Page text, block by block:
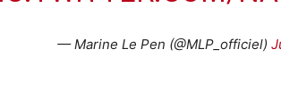
— Marine Le Pen (@MLP_officiel)